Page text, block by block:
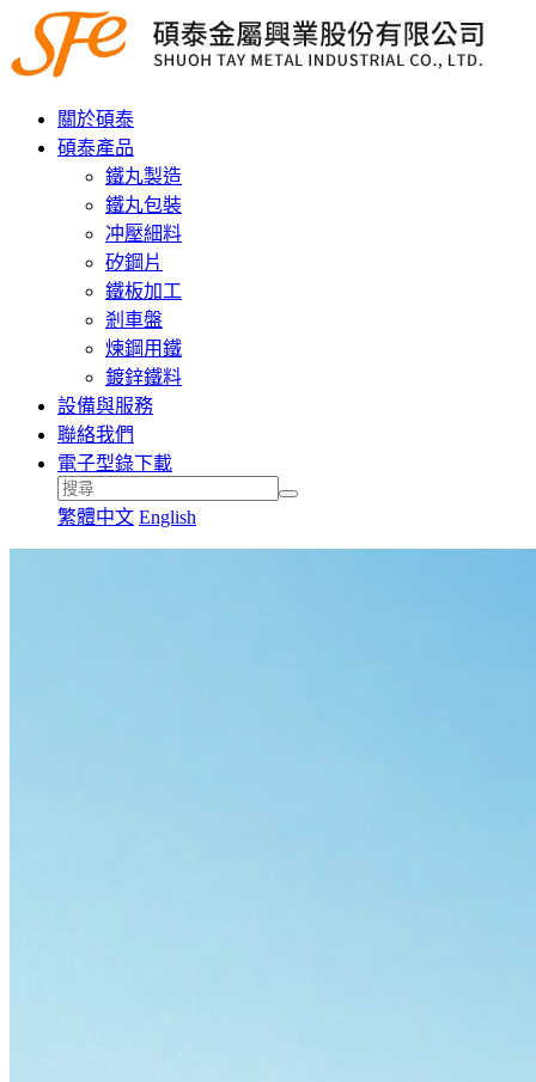
關於碩泰
碩泰產品
鐵丸製造
鐵丸包裝
冲壓細料
矽鋼片
鐵板加工
剎車盤
煉鋼用鐵
鍍鋅鐵料
設備與服務
聯絡我們
電子型錄下載
繁體中文 English